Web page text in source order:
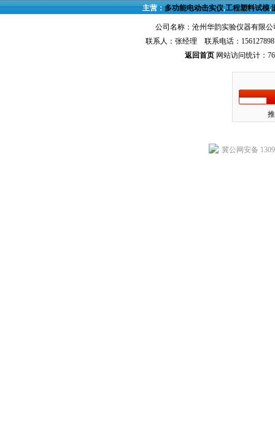
主营：多功能电动击实仪,工程塑料试模,
公司名称：沧州华韵实验仪器有限
联系人：张经理 联系电话：
返回首页网站访问统计：
冀公网安备